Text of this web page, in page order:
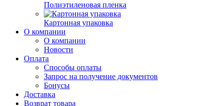
Полиэтиленовая пленка
Картонная упаковка
О компании
О компании
Новости
Оплата
Способы оплаты
Запрос на получение документов
Бонусы
Доставка
Возврат товара